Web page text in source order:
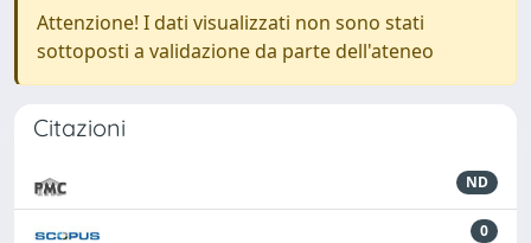
Attenzione! I dati visualizzati non sono stati
sottoposti a validazione da parte dell'ateneo
Citazioni
ND
0